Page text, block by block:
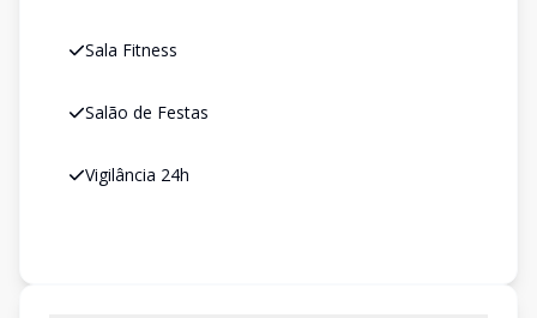
Sala Fitness
Salão de Festas
Vigilância 24h